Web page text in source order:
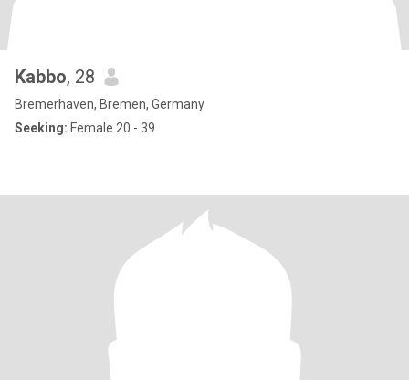
Kabbo, 28
Bremerhaven, Bremen, Germany
Seeking: Female 20 - 39